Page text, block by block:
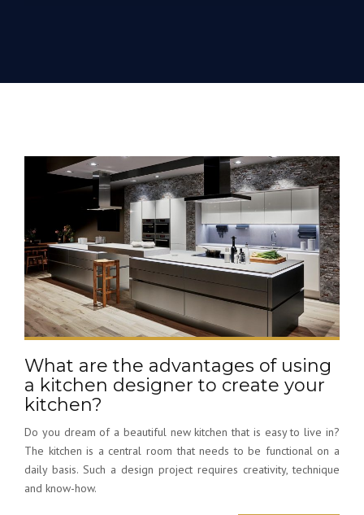
What are the advantages of using
a kitchen designer to create your
kitchen?
Do you dream of a beautiful new kitchen that is easy to live in?
The kitchen is a central room that needs to be functional on a
daily basis. Such a design project requires creativity, technique
and know-how.